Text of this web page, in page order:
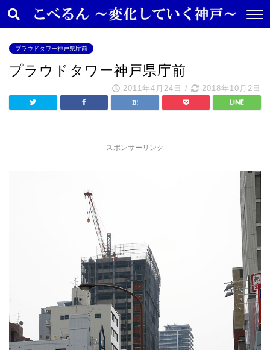
プラウドタワー神戸県庁前
プラウドタワー神戸県庁前
2011年4月24日 / 2018年10月2日
スポンサーリンク